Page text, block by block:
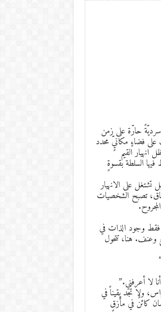
سرديّةً حارّة على زمن
على فضاءٍ مكانيٍّ محدد
القيم
السلطة بقسوةٍ
تشتغل على الانهيار
تصبح الشخصيات
فقط وجود الذات في
وعنف. هنا، تتحول
لا أعرفني.”
ولا تجد يقيناً في
كائنٌ في مأزقٍ